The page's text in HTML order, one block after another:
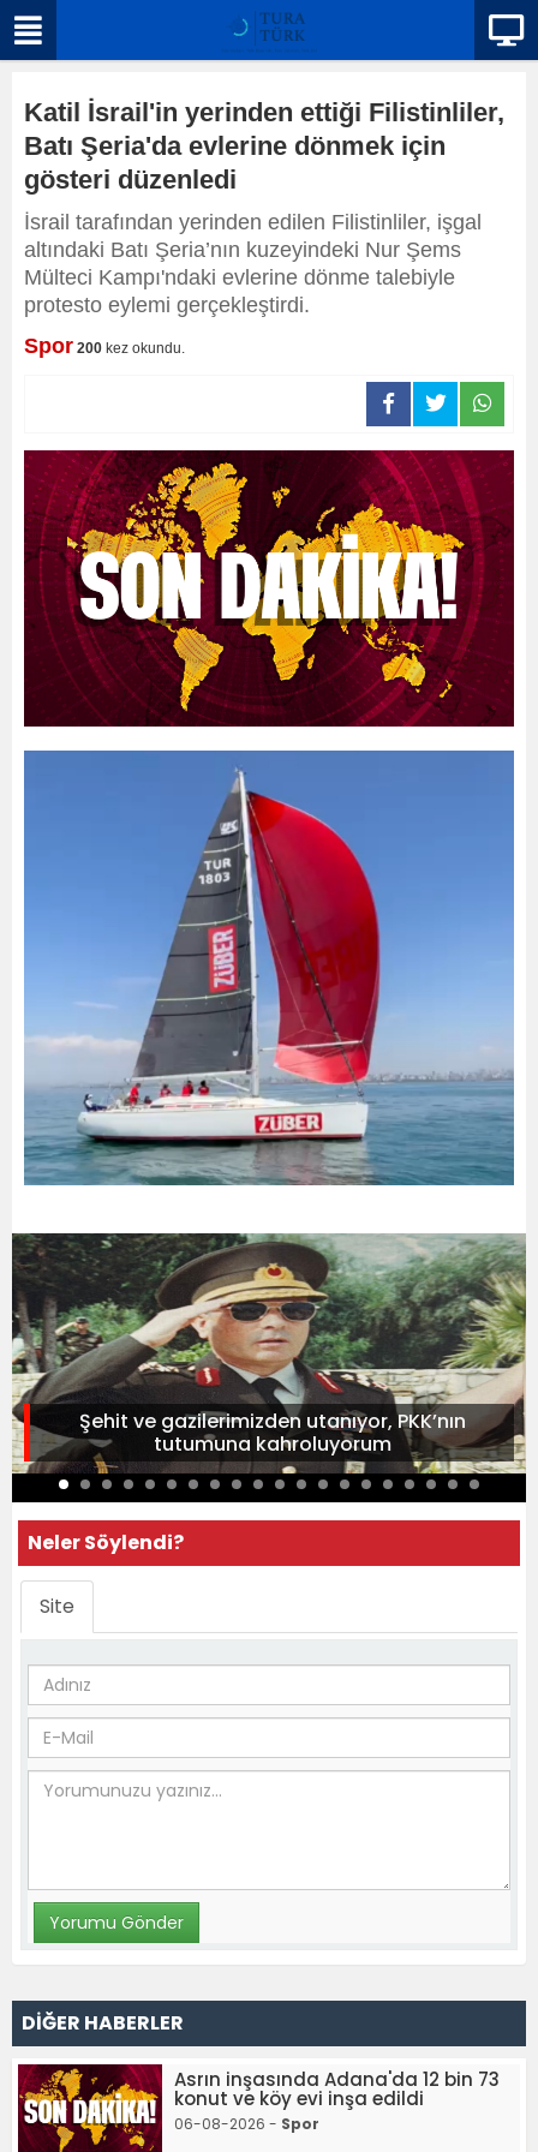
Katil İsrail'in yerinden ettiği Filistinliler,
Batı Şeria'da evlerine dönmek için
gösteri düzenledi
İsrail tarafından yerinden edilen Filistinliler, işgal
altındaki Batı Şeria’nın kuzeyindeki Nur Şems
Mülteci Kampı'ndaki evlerine dönme talebiyle
protesto eylemi gerçekleştirdi.
Spor 200 kez okundu.
Şehit ve gazilerimizden utanıyor, PKK’nın
tutumuna kahroluyorum
Neler Söylendi?
Site
DİĞER HABERLER
Asrın inşasında Adana'da 12 bin 73
konut ve köy evi inşa edildi
06-08-2026 - Spor